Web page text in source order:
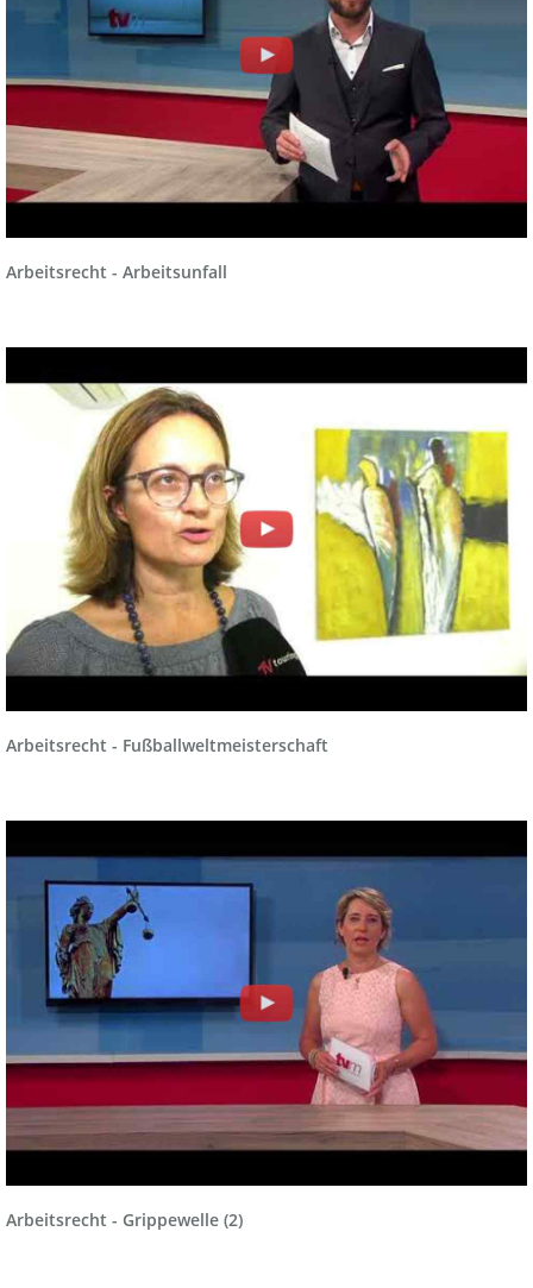
Arbeitsrecht - Arbeitsunfall
Arbeitsrecht - Fußballweltmeisterschaft
Arbeitsrecht - Grippewelle (2)